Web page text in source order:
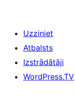
Uzziniet
Atbalsts
Izstrādātāji
WordPress.TV